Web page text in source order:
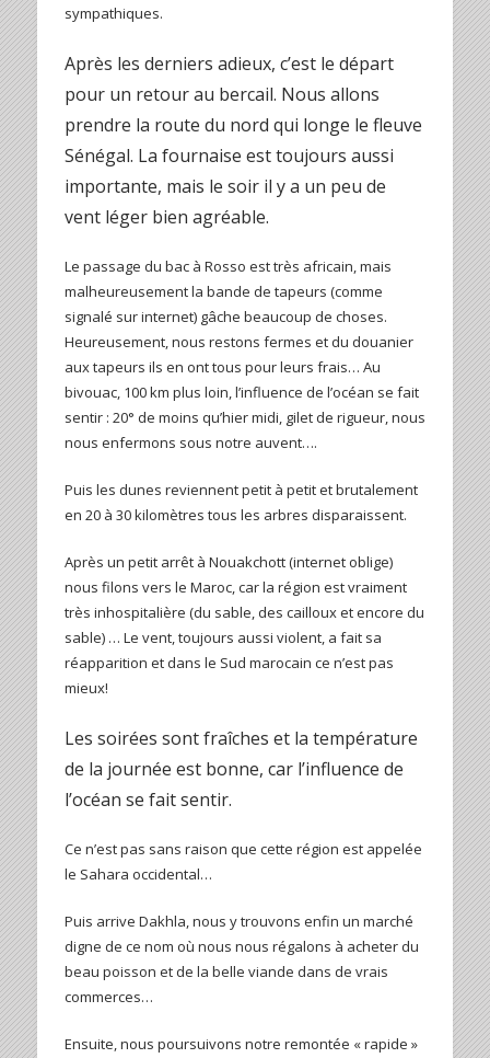
sympathiques.
Après les derniers adieux, c’est le départ
pour un retour au bercail. Nous allons
prendre la route du nord qui longe le fleuve
Sénégal. La fournaise est toujours aussi
importante, mais le soir il y a un peu de
vent léger bien agréable.
Le passage du bac à Rosso est très africain, mais
malheureusement la bande de tapeurs (comme
signalé sur internet) gâche beaucoup de choses.
Heureusement, nous restons fermes et du douanier
aux tapeurs ils en ont tous pour leurs frais… Au
bivouac, 100 km plus loin, l’influence de l’océan se fait
sentir : 20° de moins qu’hier midi, gilet de rigueur, nous
nous enfermons sous notre auvent….
Puis les dunes reviennent petit à petit et brutalement
en 20 à 30 kilomètres tous les arbres disparaissent.
Après un petit arrêt à Nouakchott (internet oblige)
nous filons vers le Maroc, car la région est vraiment
très inhospitalière (du sable, des cailloux et encore du
sable) … Le vent, toujours aussi violent, a fait sa
réapparition et dans le Sud marocain ce n’est pas
mieux!
Les soirées sont fraîches et la température
de la journée est bonne, car l’influence de
l’océan se fait sentir.
Ce n’est pas sans raison que cette région est appelée
le Sahara occidental…
Puis arrive Dakhla, nous y trouvons enfin un marché
digne de ce nom où nous nous régalons à acheter du
beau poisson et de la belle viande dans de vrais
commerces…
Ensuite, nous poursuivons notre remontée « rapide »